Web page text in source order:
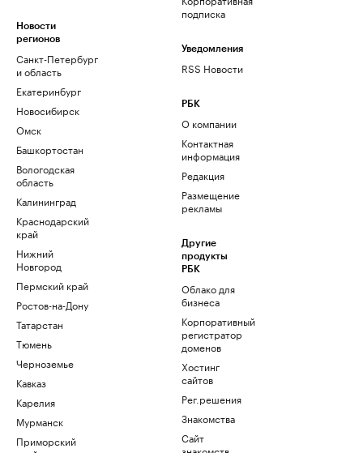
Новости
регионов
Санкт-Петербург
и область
Екатеринбург
Новосибирск
Омск
Башкортостан
Вологодская
область
Калининград
Краснодарский
край
Нижний
Новгород
Пермский край
Ростов-на-Дону
Татарстан
Тюмень
Черноземье
Кавказ
Карелия
Мурманск
Приморский
подписка
Уведомления
RSS Новости
РБК
О компании
Контактная
информация
Редакция
Размещение
рекламы
Другие
продукты
РБК
Облако для
бизнеса
Корпоративный
регистратор
доменов
Хостинг
сайтов
Рег.решения
Знакомства
Сайт